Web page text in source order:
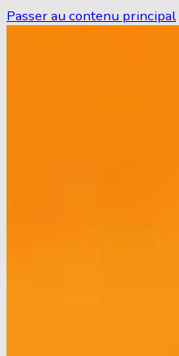
Passer au contenu principal